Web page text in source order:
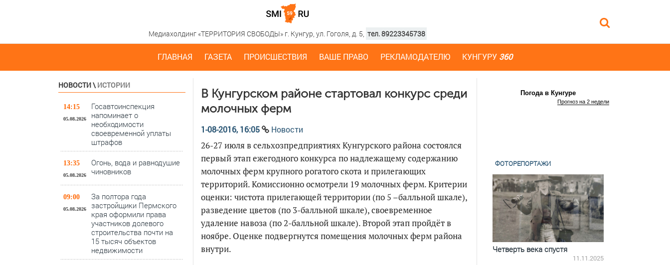
Медиахолдинг «ТЕРРИТОРИЯ СВОБОДЫ» г. Кунгур, ул. Гоголя, д. 5, тел. 89223345738
ГЛАВНАЯ ГАЗЕТА ПРОИСШЕСТВИЯ ВАШЕ ПРАВО РЕКЛАМОДАТЕЛЮ КУНГУРУ 360
НОВОСТИ\ ИСТОРИИ
14:15
05.08.2026
Госавтоинспекция
напоминает о
необходимости
своевременной уплаты
штрафов
13:35
05.08.2026
Огонь, вода и равнодушие
чиновников
09:00
05.08.2026
За полтора года
застройщики Пермского
края оформили права
участников долевого
строительства почти на
15 тысяч объектов
недвижимости
В Кунгурском районе стартовал конкурс среди
молочных ферм
1-08-2016, 16:05 Новости
26-27 июля в сельхозпредприятиях Кунгурского района состоялся
первый этап ежегодного конкурса по надлежащему содержанию
молочных ферм крупного рогатого скота и прилегающих
территорий. Комиссионно осмотрели 19 молочных ферм. Критерии
оценки: чистота прилегающей территории (по 5 –балльной шкале),
разведение цветов (по 3-балльной шкале), своевременное
удаление навоза (по 2-балльной шкале). Второй этап пройдёт в
ноябре. Оценке подвергнутся помещения молочных ферм района
внутри.
Погода в Кунгуре
Прогноз на 2 недели
ФОТОРЕПОРТАЖИ
Четверть века спустя
11.11.2025